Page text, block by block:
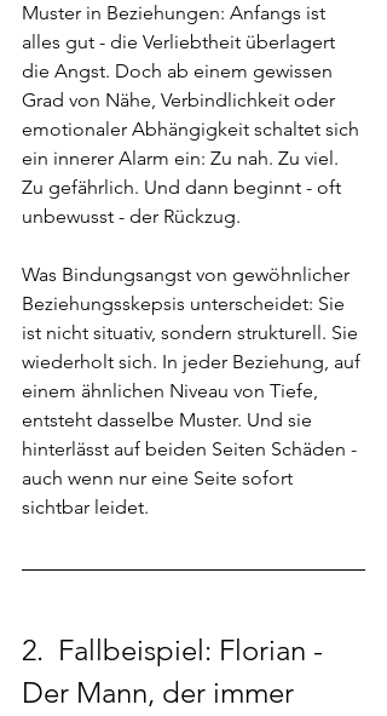
Muster in Beziehungen: Anfangs ist
alles gut - die Verliebtheit überlagert
die Angst. Doch ab einem gewissen
Grad von Nähe, Verbindlichkeit oder
emotionaler Abhängigkeit schaltet sich
ein innerer Alarm ein: Zu nah. Zu viel.
Zu gefährlich. Und dann beginnt - oft
unbewusst - der Rückzug.
Was Bindungsangst von gewöhnlicher
Beziehungsskepsis unterscheidet: Sie
ist nicht situativ, sondern strukturell. Sie
wiederholt sich. In jeder Beziehung, auf
einem ähnlichen Niveau von Tiefe,
entsteht dasselbe Muster. Und sie
hinterlässt auf beiden Seiten Schäden -
auch wenn nur eine Seite sofort
sichtbar leidet.
2. Fallbeispiel: Florian -
Der Mann, der immer